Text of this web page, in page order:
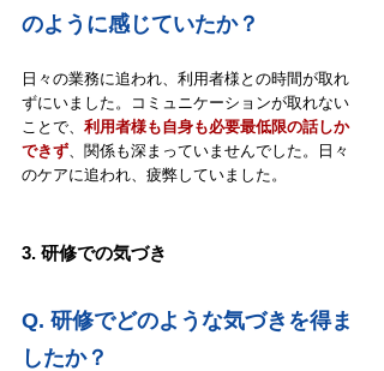
のように感じていたか？
日々の業務に追われ、利用者様との時間が取れ
ずにいました。コミュニケーションが取れない
ことで、 利用者様も自身も必要最低限の話しか
できず、関係も深まっていませんでした。日々
のケアに追われ、疲弊していました。
3. 研修での気づき
Q. 研修でどのような気づきを得ま
したか？